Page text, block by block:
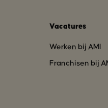
Vacatures
Werken bij AMI
Franchisen bij